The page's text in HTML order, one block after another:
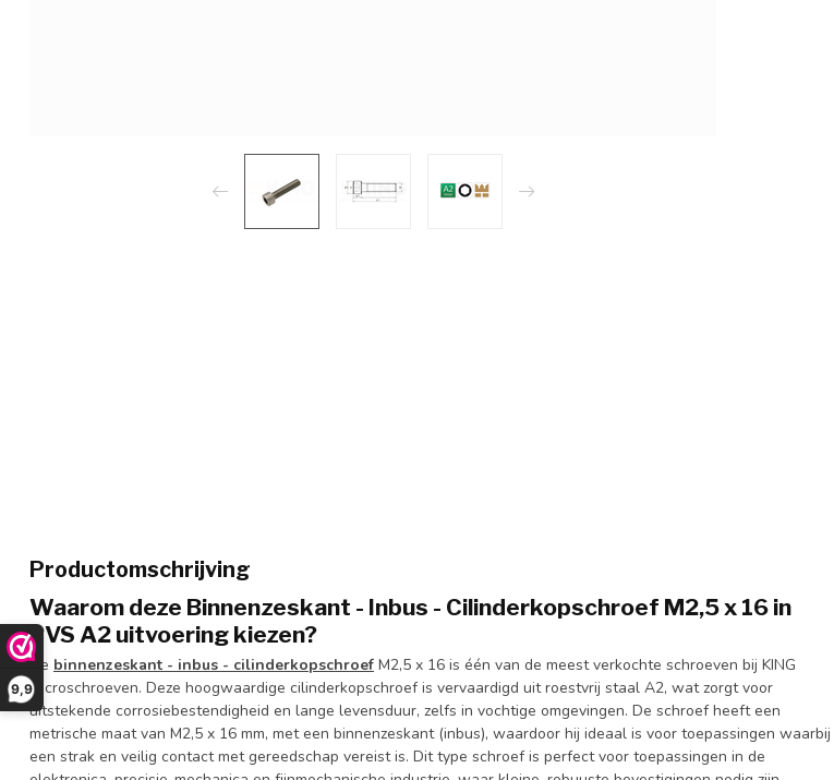
9,9
Productomschrijving
Waarom deze Binnenzeskant - Inbus - Cilinderkopschroef M2,5 x 16 in
RVS A2 uitvoering kiezen?
De binnenzeskant - inbus - cilinderkopschroef M2,5 x 16 is één van de meest verkochte schroeven bij KING
Microschroeven. Deze hoogwaardige cilinderkopschroef is vervaardigd uit roestvrij staal A2, wat zorgt voor
uitstekende corrosiebestendigheid en lange levensduur, zelfs in vochtige omgevingen. De schroef heeft een
metrische maat van M2,5 x 16 mm, met een binnenzeskant (inbus), waardoor hij ideaal is voor toepassingen waarbij
een strak en veilig contact met gereedschap vereist is. Dit type schroef is perfect voor toepassingen in de